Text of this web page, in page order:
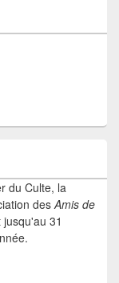
du Culte, la
des Amis de
31